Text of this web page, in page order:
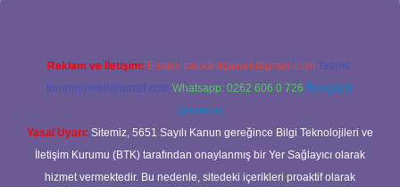
Reklam ve İletişim: E-mail: backlinkpaneli@gmail.com Teams:
forumhizmeti@gmail.com Whatsapp: 0262 606 0 726 Telegram:
@karabul
Yasal Uyarı: Sitemiz, 5651 Sayılı Kanun gereğince Bilgi Teknolojileri ve
İletişim Kurumu (BTK) tarafından onaylanmış bir Yer Sağlayıcı olarak
hizmet vermektedir. Bu nedenle, sitedeki içerikleri proaktif olarak